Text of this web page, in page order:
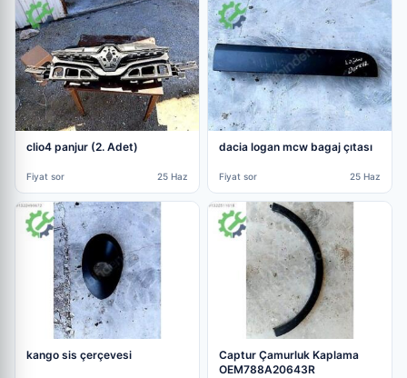
clio4 panjur (2. Adet)
Fiyat sor 25 Haz
dacia logan mcw bagaj çıtası
Fiyat sor 25 Haz
kango sis çerçevesi
Captur Çamurluk Kaplama
OEM788A20643R